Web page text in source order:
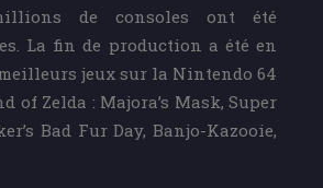
de consoles ont été
La fin de production a été en
jeux sur la Nintendo 64
of Zelda : Majora’s Mask, Super
Bad Fur Day, Banjo-Kazooie,